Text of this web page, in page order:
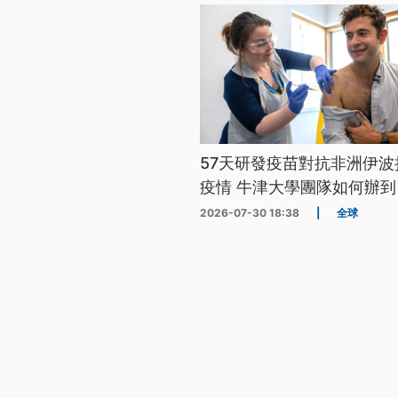
57天研發疫苗對抗非洲伊
疫情 牛津大學團隊如何辦
2026-07-30 18:38 全球